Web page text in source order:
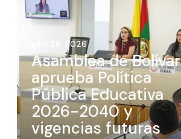
julio 28, 2026
Asamblea de Bolívar
aprueba Política
Pública Educativa
2026-2040 y
vigencias futuras